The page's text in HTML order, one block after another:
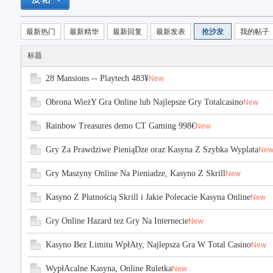
40
最新热门 最新精华 最新回复 最新发表 抢沙发 我的帖子
标题
28 Mansions -- Playtech 483¥New
Obrona WieżY Gra Online lub Najlepsze Gry TotalcasinoNew
Rainbow Treasures demo CT Gaming 998€New
Gry Za Prawdziwe PieniąDze oraz Kasyna Z Szybka WyplataNew
Gry Maszyny Online Na Pieniadze, Kasyno Z SkrillNew
Kasyno Z Płatnością Skrill i Jakie Polecacie Kasyna OnlineNew
Gry Online Hazard tez Gry Na InternecieNew
Kasyno Bez Limitu WpłAty, Najlepsza Gra W Total CasinoNew
WypłAcalne Kasyna, Online RuletkaNew